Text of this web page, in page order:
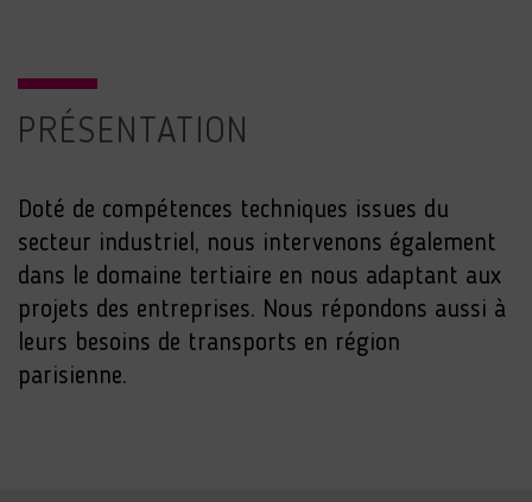
PRÉSENTATION
Doté de compétences techniques issues du
secteur industriel, nous intervenons également
dans le domaine tertiaire en nous adaptant aux
projets des entreprises. Nous répondons aussi à
leurs besoins de transports en région
parisienne.